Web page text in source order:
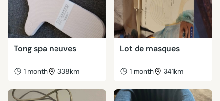
Tong spa neuves
1 month 338km
Lot de masques
1 month 341km